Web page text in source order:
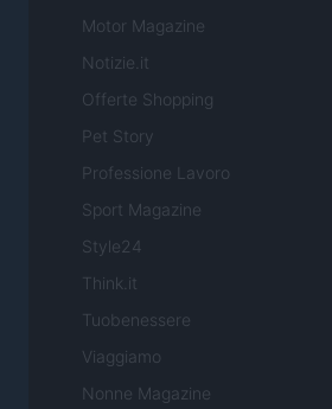
Motor Magazine
Notizie.it
Offerte Shopping
Pet Story
Professione Lavoro
Sport Magazine
Style24
Think.it
Tuobenessere
Viaggiamo
Nonne Magazine